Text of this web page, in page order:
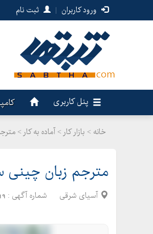
ورود کاربران | ثبت نام
پنل کاربری
خانه > بازار کار > آماده به کار >
مترجم زبان
آسیای شرقی شماره آگهی :